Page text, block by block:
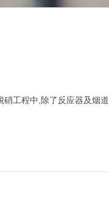
工程中,除了反应器及烟